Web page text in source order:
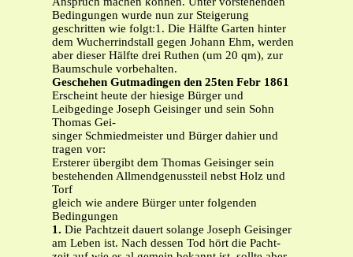
Bedingungen wurde nun zur Steigerung
geschritten wie folgt:1. Die Hälfte Garten hinter
dem Wucherrindstall gegen Johann Ehm, werden
aber dieser Hälfte drei Ruthen (um 20 qm), zur
Baumschule vorbehalten.
Geschehen Gutmadingen den 25ten Febr 1861
Erscheint heute der hiesige Bürger und
Leibgedinge Joseph Geisinger und sein Sohn
Thomas Gei-
singer Schmiedmeister und Bürger dahier und
tragen vor:
Ersterer übergibt dem Thomas Geisinger sein
bestehenden Allmendgenussteil nebst Holz und
Torf
gleich wie andere Bürger unter folgenden
Bedingungen
1. Die Pachtzeit dauert solange Joseph Geisinger
am Leben ist. Nach dessen Tod hört die Pacht-